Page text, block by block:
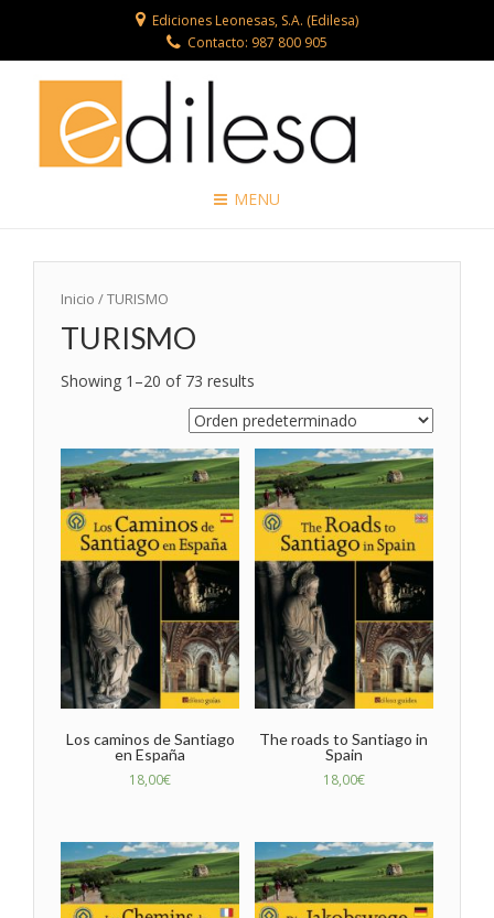
Ediciones Leonesas, S.A. (Edilesa)
Contacto: 987 800 905
MENU
Inicio / TURISMO
TURISMO
Showing 1–20 of 73 results
Los caminos de Santiago
en España
18,00€
The roads to Santiago in
Spain
18,00€